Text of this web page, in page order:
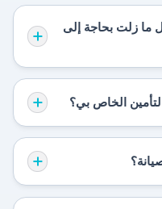
ما زلت بحاجة إلى